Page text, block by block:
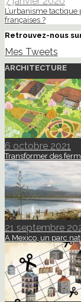
L’urbanisme
françaises ?
Retrouvez-nous
Mes Tweets
ARCHITECTURE
6 octobre 2021
Transformer des
21 septembre
A Mexico, un parc